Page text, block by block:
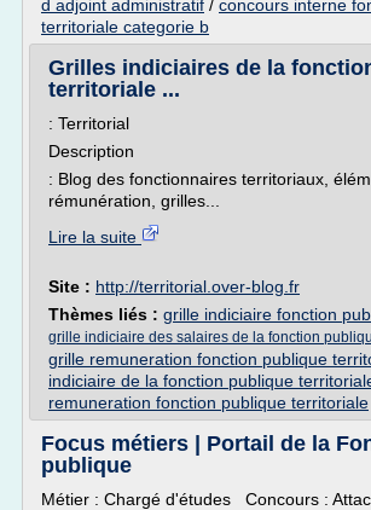
d adjoint administratif / concours interne
territoriale categorie b
Grilles indiciaires de la
territoriale ...
: Territorial
Description
: Blog des fonctionnaires territoriaux,
rémunération, grilles...
Lire la suite
Site : http://territorial.over-blog.fr
Thèmes liés : grille indiciaire fonction
grille indiciaire des salaires de la fonction
grille remuneration fonction publique
indiciaire de la fonction publique
remuneration fonction publique territoriale
Focus métiers | Portail de la
publique
Métier : Chargé d'études Concours :